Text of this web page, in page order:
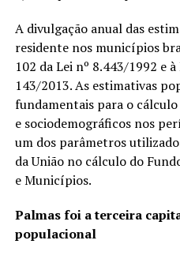
A divulgação anual das
residente nos municípios
102 da Lei nº 8.443/1992 e
143/2013. As estimativas
fundamentais para o
e sociodemográficos nos
um dos parâmetros
da União no cálculo do
e Municípios.
Palmas foi a terceira
populacional